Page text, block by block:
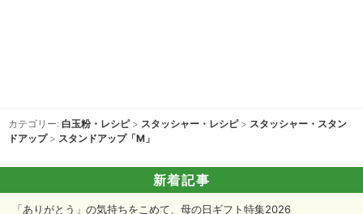
カテゴリー: 白玉粉・レシピ> スタッシャー・レシピ> スタッシャー・スタン
ドアップ> スタンドアップ「M」
新着記事
「ありがとう」の気持ちをこめて、母の日ギフト特集2026